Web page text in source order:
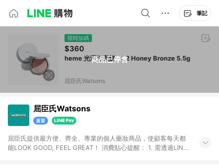
筆記
商品已停售
限時加碼
$360
heme 光澤打亮餅 - 02 Honey Bronze 5.5g
屈臣氏Watsons
屈臣氏Watsons
屈臣氏提供最方便、齊全、專業的個人藥妝商品，使顧客每天都
能LOOK GOOD, FEEL GREAT！ 消費貼心提醒： 1. 需透過LINE